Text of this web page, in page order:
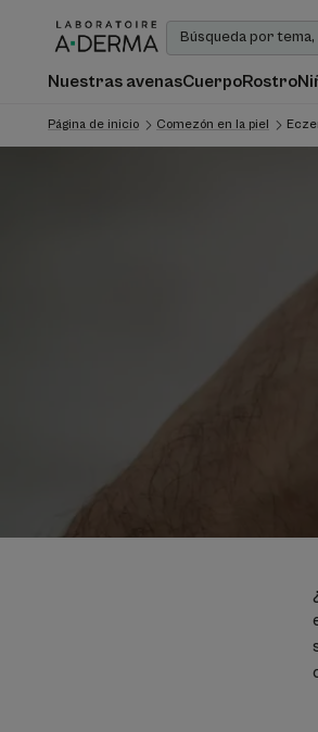
Nuestras avenasCuerpoRostro
Página de inicio Comezón en la piel